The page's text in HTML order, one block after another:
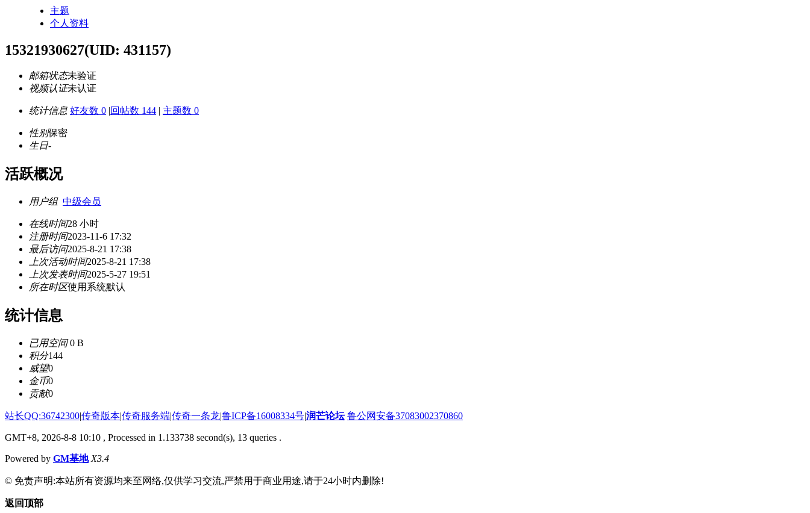
主题
个人资料
15321930627(UID: 431157)
邮箱状态未验证
视频认证未认证
统计信息 好友数 0 |回帖数 144 | 主题数 0
性别保密
生日-
活跃概况
用户组 中级会员
在线时间28 小时
注册时间2023-11-6 17:32
最后访问2025-8-21 17:38
上次活动时间2025-8-21 17:38
上次发表时间2025-5-27 19:51
所在时区使用系统默认
统计信息
已用空间0 B
积分144
威望0
金币0
贡献0
站长QQ:36742300|传奇版本|传奇服务端|传奇一条龙|鲁ICP备16008334号|润芒论坛 鲁公网安备37083002370860
GMT+8, 2026-8-8 10:10 , Processed in 1.133738 second(s), 13 queries .
Powered by GM基地 X3.4
© 免责声明:本站所有资源均来至网络,仅供学习交流,严禁用于商业用途,请于24小时内删除!
返回顶部